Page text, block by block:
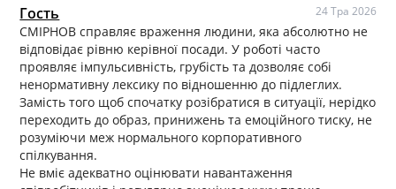
Гость 24 Тра 2026
СМІРНОВ справляє враження людини, яка абсолютно не
відповідає рівню керівної посади. У роботі часто
проявляє імпульсивність, грубість та дозволяє собі
ненормативну лексику по відношенню до підлеглих.
Замість того щоб спочатку розібратися в ситуації, нерідко
переходить до образ, принижень та емоційного тиску, не
розуміючи меж нормального корпоративного
спілкування.
Не вміє адекватно оцінювати навантаження